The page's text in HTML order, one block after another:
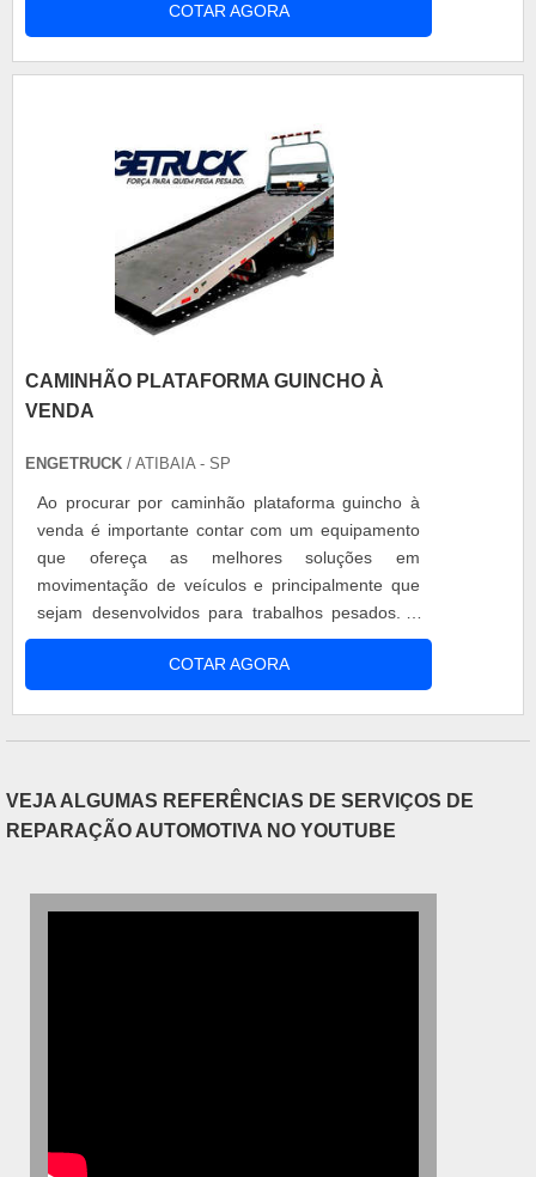
do produto - Agilidade de carga e descarga; -
Facilidade de manuseio; - Segurança para o
COTAR AGORA
CAMINHÃO PLATAFORMA GUINCHO À
VENDA
ENGETRUCK / ATIBAIA - SP
Ao procurar por caminhão plataforma guincho à
venda é importante contar com um equipamento
que ofereça as melhores soluções em
movimentação de veículos e principalmente que
sejam desenvolvidos para trabalhos pesados. é
necessário conhecer algumas informações
imprescindíveis para realizar uma aquisição
assertiva. Informações sobre a caminhão
COTAR AGORA
VEJA ALGUMAS REFERÊNCIAS DE SERVIÇOS DE
REPARAÇÃO AUTOMOTIVA NO YOUTUBE